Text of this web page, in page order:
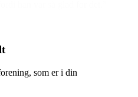
som er i din